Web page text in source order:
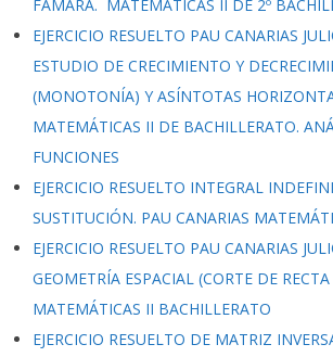
FAMARA. MATEMÁTICAS II DE 2º
EJERCICIO RESUELTO PAU CANARIAS
ESTUDIO DE CRECIMIENTO Y
(MONOTONÍA) Y ASÍNTOTAS
MATEMÁTICAS II DE BACHILLERATO.
FUNCIONES
EJERCICIO RESUELTO INTEGRAL
SUSTITUCIÓN. PAU CANARIAS
EJERCICIO RESUELTO PAU CANARIAS
GEOMETRÍA ESPACIAL (CORTE DE
MATEMÁTICAS II BACHILLERATO
EJERCICIO RESUELTO DE MATRIZ